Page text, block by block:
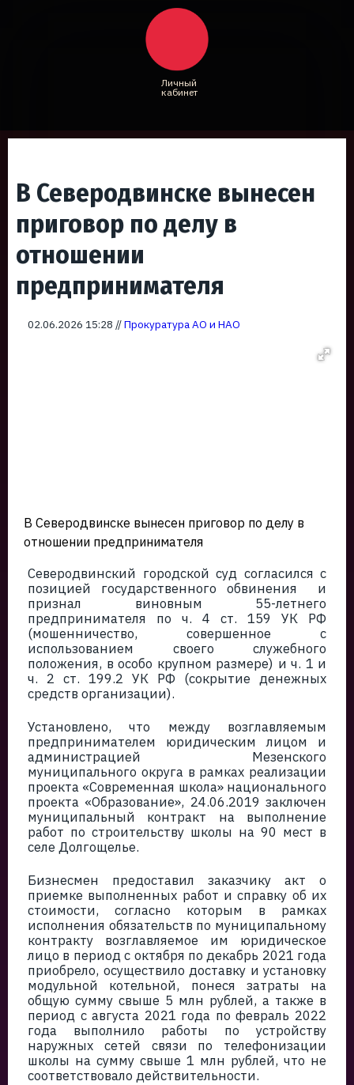
Личный
кабинет
В Северодвинске вынесен
приговор по делу в
отношении
предпринимателя
02.06.2026 15:28 //Прокуратура АО и НАО
В Северодвинске вынесен приговор по делу в
отношении предпринимателя
Северодвинский городской суд согласился с
позицией государственного обвинения и
признал виновным 55-летнего
предпринимателя по ч. 4 ст. 159 УК РФ
(мошенничество, совершенное с
использованием своего служебного
положения, в особо крупном размере) и ч. 1 и
ч. 2 ст. 199.2 УК РФ (сокрытие денежных
средств организации).
Установлено, что между возглавляемым
предпринимателем юридическим лицом и
администрацией Мезенского
муниципального округа в рамках реализации
проекта «Современная школа» национального
проекта «Образование», 24.06.2019 заключен
муниципальный контракт на выполнение
работ по строительству школы на 90 мест в
селе Долгощелье.
Бизнесмен предоставил заказчику акт о
приемке выполненных работ и справку об их
стоимости, согласно которым в рамках
исполнения обязательств по муниципальному
контракту возглавляемое им юридическое
лицо в период с октября по декабрь 2021 года
приобрело, осуществило доставку и установку
модульной котельной, понеся затраты на
общую сумму свыше 5 млн рублей, а также в
период с августа 2021 года по февраль 2022
года выполнило работы по устройству
наружных сетей связи по телефонизации
школы на сумму свыше 1 млн рублей, что не
соответствовало действительности.